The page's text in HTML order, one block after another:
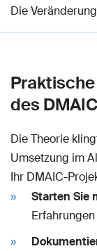
Die
des
Die Theorie
Umsetzung im
Ihr DMAIC-
Starten Sie